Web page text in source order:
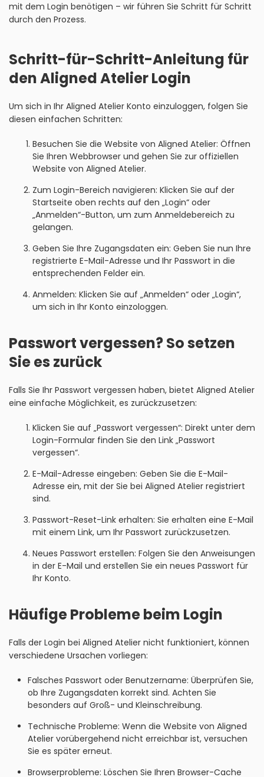
mit dem Login benötigen – wir führen Sie Schritt für Schritt
durch den Prozess.
Schritt-für-Schritt-Anleitung für
den Aligned Atelier Login
Um sich in Ihr Aligned Atelier Konto einzuloggen, folgen Sie
diesen einfachen Schritten:
Besuchen Sie die Website von Aligned Atelier: Öffnen
Sie Ihren Webbrowser und gehen Sie zur offiziellen
Website von Aligned Atelier.
Zum Login-Bereich navigieren: Klicken Sie auf der
Startseite oben rechts auf den „Login“ oder
„Anmelden“-Button, um zum Anmeldebereich zu
gelangen.
Geben Sie Ihre Zugangsdaten ein: Geben Sie nun Ihre
registrierte E-Mail-Adresse und Ihr Passwort in die
entsprechenden Felder ein.
Anmelden: Klicken Sie auf „Anmelden“ oder „Login“,
um sich in Ihr Konto einzologgen.
Passwort vergessen? So setzen
Sie es zurück
Falls Sie Ihr Passwort vergessen haben, bietet Aligned Atelier
eine einfache Möglichkeit, es zurückzusetzen:
Klicken Sie auf „Passwort vergessen“: Direkt unter dem
Login-Formular finden Sie den Link „Passwort
vergessen“.
E-Mail-Adresse eingeben: Geben Sie die E-Mail-
Adresse ein, mit der Sie bei Aligned Atelier registriert
sind.
Passwort-Reset-Link erhalten: Sie erhalten eine E-Mail
mit einem Link, um Ihr Passwort zurückzusetzen.
Neues Passwort erstellen: Folgen Sie den Anweisungen
in der E-Mail und erstellen Sie ein neues Passwort für
Ihr Konto.
Häufige Probleme beim Login
Falls der Login bei Aligned Atelier nicht funktioniert, können
verschiedene Ursachen vorliegen:
Falsches Passwort oder Benutzername: Überprüfen Sie,
ob Ihre Zugangsdaten korrekt sind. Achten Sie
besonders auf Groß- und Kleinschreibung.
Technische Probleme: Wenn die Website von Aligned
Atelier vorübergehend nicht erreichbar ist, versuchen
Sie es später erneut.
Browserprobleme: Löschen Sie Ihren Browser-Cache